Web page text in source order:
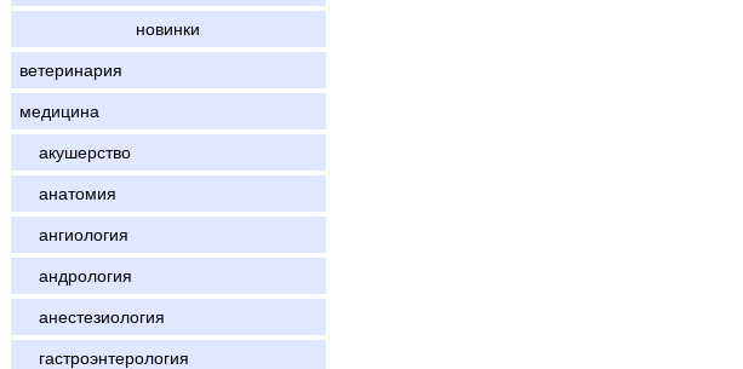
новинки
ветеринария
медицина
акушерство
анатомия
ангиология
андрология
анестезиология
гастроэнтерология